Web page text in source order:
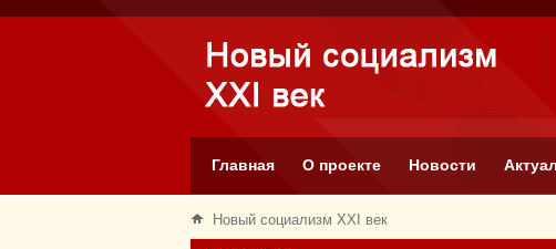
Главная О проекте Новости
Новый социализм XXI век